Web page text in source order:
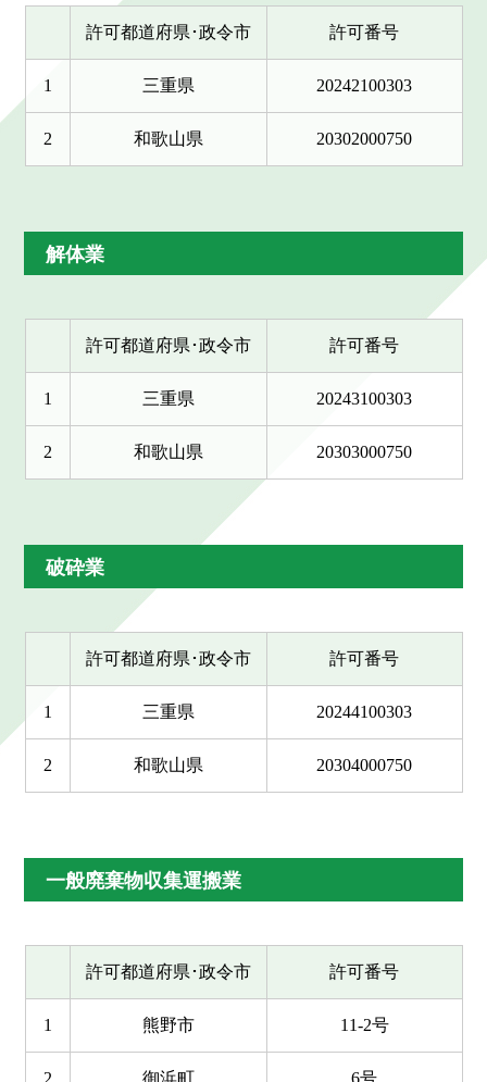
許可都道府県･政令市 許可番号
1 三重県 20242100303
2 和歌山県 20302000750
解体業
許可都道府県･政令市 許可番号
1 三重県 20243100303
2 和歌山県 20303000750
破砕業
許可都道府県･政令市 許可番号
1 三重県 20244100303
2 和歌山県 20304000750
一般廃棄物収集運搬業
許可都道府県･政令市 許可番号
1 熊野市 11-2号
2 御浜町 6号